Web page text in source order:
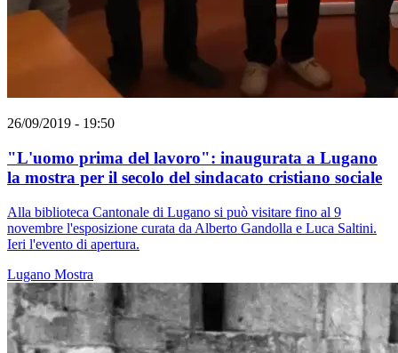
26/09/2019 - 19:50
"L'uomo prima del lavoro": inaugurata a Lugano
la mostra per il secolo del sindacato cristiano sociale
Alla biblioteca Cantonale di Lugano si può visitare fino al 9
novembre l'esposizione curata da Alberto Gandolla e Luca Saltini.
Ieri l'evento di apertura.
Lugano Mostra